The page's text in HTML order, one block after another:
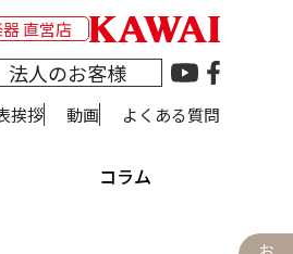
直営店
法人のお客様
挨拶 動画 よくある質問
コラム